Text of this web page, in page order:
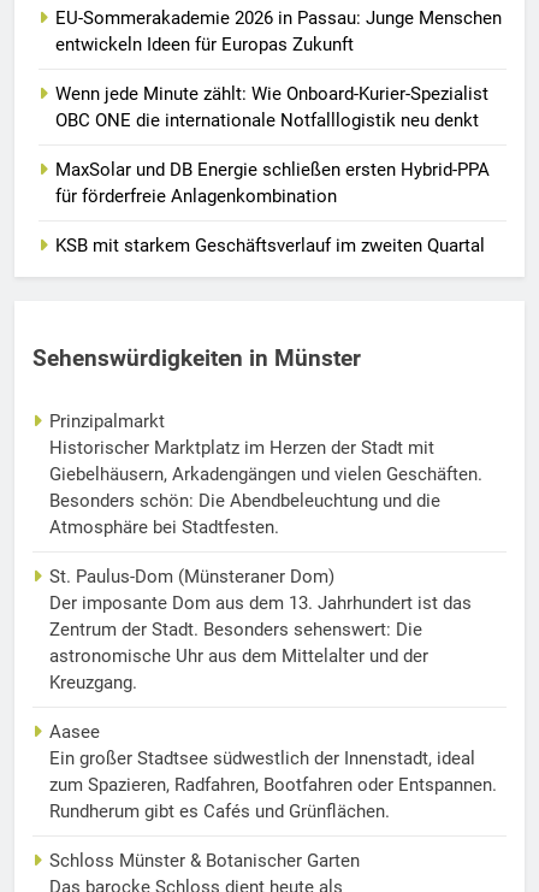
EU-Sommerakademie 2026 in Passau: Junge Menschen
entwickeln Ideen für Europas Zukunft
Wenn jede Minute zählt: Wie Onboard-Kurier-Spezialist
OBC ONE die internationale Notfalllogistik neu denkt
MaxSolar und DB Energie schließen ersten Hybrid-PPA
für förderfreie Anlagenkombination
KSB mit starkem Geschäftsverlauf im zweiten Quartal
Sehenswürdigkeiten in Münster
Prinzipalmarkt
Historischer Marktplatz im Herzen der Stadt mit
Giebelhäusern, Arkadengängen und vielen Geschäften.
Besonders schön: Die Abendbeleuchtung und die
Atmosphäre bei Stadtfesten.
St. Paulus-Dom (Münsteraner Dom)
Der imposante Dom aus dem 13. Jahrhundert ist das
Zentrum der Stadt. Besonders sehenswert: Die
astronomische Uhr aus dem Mittelalter und der
Kreuzgang.
Aasee
Ein großer Stadtsee südwestlich der Innenstadt, ideal
zum Spazieren, Radfahren, Bootfahren oder Entspannen.
Rundherum gibt es Cafés und Grünflächen.
Schloss Münster & Botanischer Garten
Das barocke Schloss dient heute als